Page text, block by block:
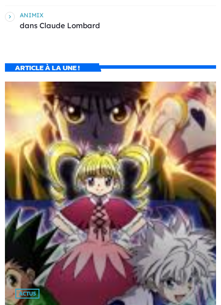
ANIMIX
dans Claude Lombard
ARTICLE À LA UNE !
ACTUS